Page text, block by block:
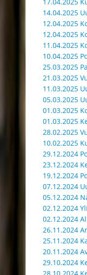
14.04.2025
12.04.2025
12.04.2025
11.04.2025
10.04.2025
25.03.2025
21.03.2025
11.03.2025
05.03.2025
01.03.2025
01.03.2025
28.02.2025
10.02.2025
29.12.2024
23.12.2024
19.12.2024
07.12.2024
05.12.2024
02.12.2024
02.12.2024
26.11.2024
25.11.2024
20.11.2024
29.10.2024